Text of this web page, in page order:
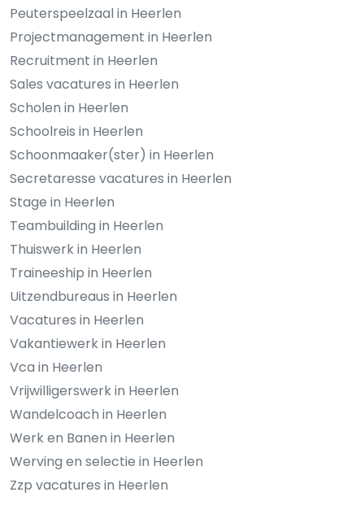
Peuterspeelzaal in Heerlen
Projectmanagement in Heerlen
Recruitment in Heerlen
Sales vacatures in Heerlen
Scholen in Heerlen
Schoolreis in Heerlen
Schoonmaaker(ster) in Heerlen
Secretaresse vacatures in Heerlen
Stage in Heerlen
Teambuilding in Heerlen
Thuiswerk in Heerlen
Traineeship in Heerlen
Uitzendbureaus in Heerlen
Vacatures in Heerlen
Vakantiewerk in Heerlen
Vca in Heerlen
Vrijwilligerswerk in Heerlen
Wandelcoach in Heerlen
Werk en Banen in Heerlen
Werving en selectie in Heerlen
Zzp vacatures in Heerlen